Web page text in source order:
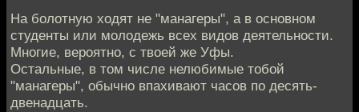
На болотную ходят не "манагеры", а в основном
студенты или молодежь всех видов деятельности.
Многие, вероятно, с твоей же Уфы.
Остальные, в том числе нелюбимые тобой
"манагеры", обычно впахивают часов по десять-
двенадцать.